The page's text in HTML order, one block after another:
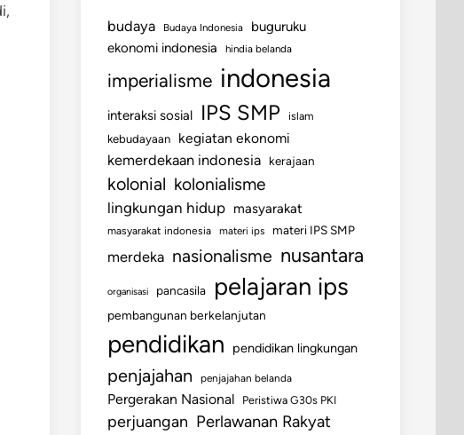
budaya Budaya Indonesia
buguruku
ekonomi indonesia
hindia belanda
imperialisme indonesia
interaksi sosial IPS SMP
islam
kebudayaan
kegiatan ekonomi
kemerdekaan indonesia kerajaan
kolonial kolonialisme
lingkungan hidup masyarakat
masyarakat indonesia materi ips materi IPS SMP
merdeka nasionalisme nusantara
organisasi pancasila pelajaran ips
pembangunan berkelanjutan
pendidikan pendidikan lingkungan
penjajahan penjajahan belanda
Pergerakan Nasional Peristiwa G30s PKI
perjuangan Perlawanan Rakyat